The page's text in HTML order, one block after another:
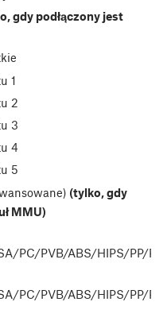
gdy podłączony jest
1
2
3
4
5
(tylko, gdy
MMU)
PC/PVB/ABS/HIPS/PP/
PC/PVB/ABS/HIPS/PP/